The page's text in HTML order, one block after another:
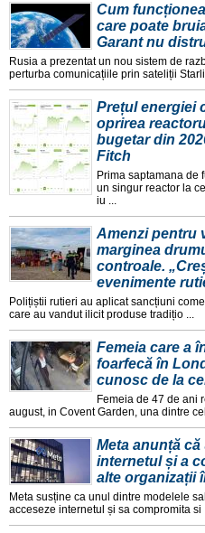
Cum
care poate
Garant nu
Rusia a prezentat un nou sistem de
perturba comunicațiile prin sateliții
Prețul energiei
oprirea
bugetar din
Fitch
Prima saptamana de
un singur reactor la
iu ...
Amenzi pentru
marginea
controale.
evenimente
Polițiștii rutieri au aplicat sancțiuni
care au vandut ilicit produse tradițio ...
Femeia care a
foarfecă în
cunosc de la
Femeia de 47 de ani
august, in Covent Garden, una dintre
Meta anunță
internetul și a
alte organizații
Meta susține ca unul dintre modelele
acceseze internetul și sa compromita si